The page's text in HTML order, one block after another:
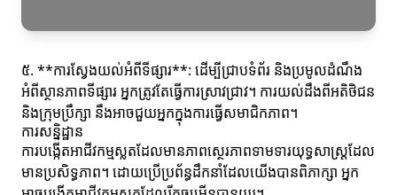
៥. **ការស្វែងយល់អំពីទីផ្សារ**: ដើម្បីជ្រាបទំព័រ និងប្រមូលដំណឹង
អំពីស្ថានភាពទីផ្សារ អ្នកត្រូវតែធ្វើការស្រាវជ្រាវ។ ការយល់ដឹងពីអតិថិជន
និងក្រុមប្រឹក្សា នឹងអាចជួយអ្នកក្នុងការធ្វើសមាជិកភាព។
ការសន្និដ្ឋាន
ការបង្កើតអាជីវកម្មស្លតដែលមានភាពស្ថេរភាពទាមទារយុទ្ធសាស្ត្រដែល
មានប្រសិទ្ធភាព។ ដោយប្រើប្រព័ន្ធដឹកនាំដែលយើងបានពិភាក្សា អ្នក